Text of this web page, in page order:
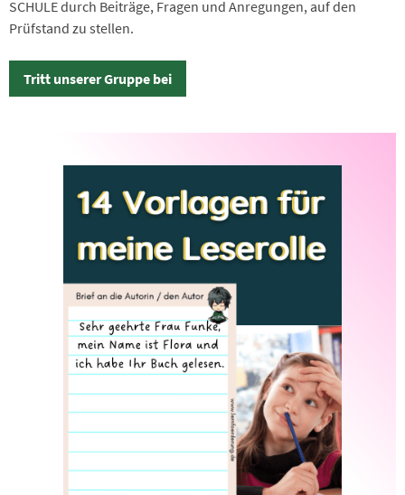
SCHULE durch Beiträge, Fragen und Anregungen, auf den
Prüfstand zu stellen.
Tritt unserer Gruppe bei